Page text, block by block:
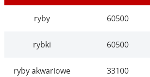
ryby 60500
rybki 60500
ryby akwariowe 33100